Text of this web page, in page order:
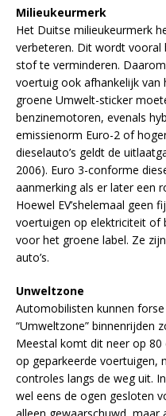
Milieukeurmerk
Het Duitse milieukeurmerk
verbeteren. Dit wordt
stof te verminderen.
voertuig ook afhankelijk van
groene Umwelt-sticker
benzinemotoren, evenals
emissienorm Euro-2 of
dieselauto’s geldt de
2006). Euro 3-conforme
aanmerking als er later een
Hoewel EV’shelemaal
voertuigen op elektriciteit of
voor het groene label. Ze
auto’s.
Unweltzone
Automobilisten kunnen
“Umweltzone” binnenrijden
Meestal komt dit neer op
op geparkeerde voertuigen,
controles langs de weg uit.
wel eens de ogen gesloten